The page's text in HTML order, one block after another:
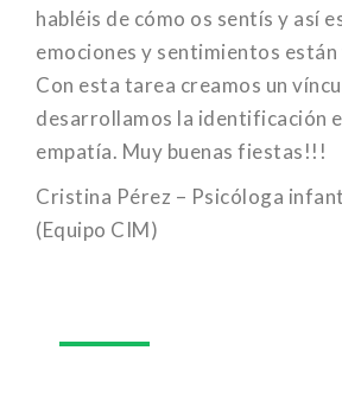
habléis de cómo os sentís y así
emociones y sentimientos
Con esta tarea creamos un
desarrollamos la identificación
empatía. Muy buenas fiestas!!!
Cristina Pérez – Psicóloga
(Equipo CIM)